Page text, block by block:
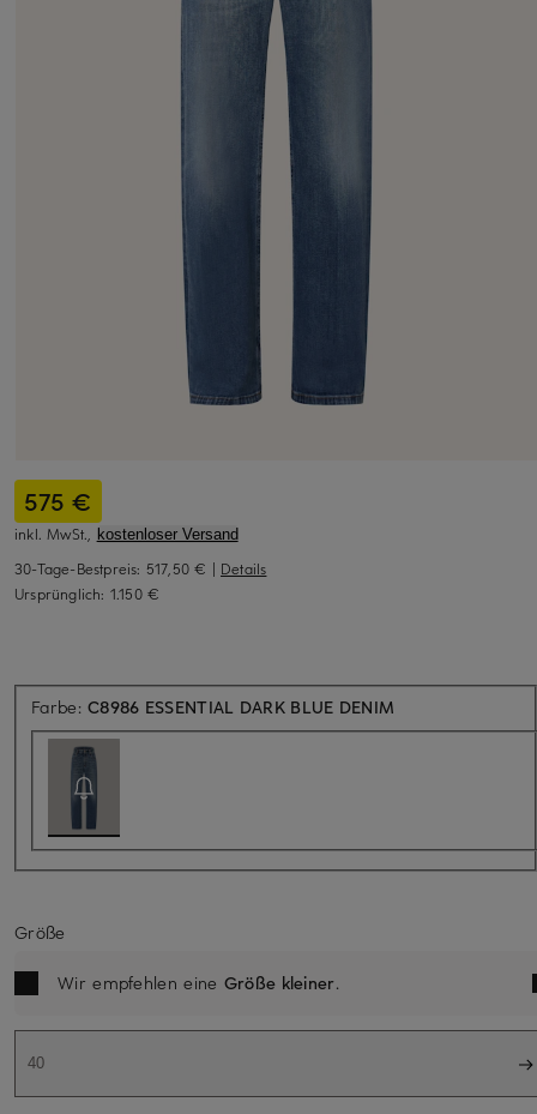
575 €
inkl. MwSt., kostenloser Versand
30-Tage-Bestpreis: 517,50 € | Details
Ursprünglich: 1.150 €
Farbe:C8986 ESSENTIAL DARK BLUE DENIM
Größe
Wir empfehlen eine Größe kleiner.
40